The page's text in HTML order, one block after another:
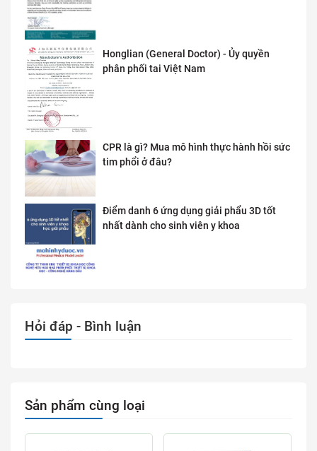
Honglian (General Doctor) - Ủy quyền
phân phối tai Việt Nam
CPR là gì? Mua mô hình thực hành hồi sức
tim phổi ở đâu?
Điểm danh 6 ứng dụng giải phẩu 3D tốt
nhất dành cho sinh viên y khoa
Hỏi đáp - Bình luận
Sản phẩm cùng loại